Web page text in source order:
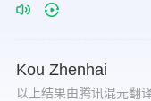
Kou Zhenhai
以上结果由腾讯混元翻